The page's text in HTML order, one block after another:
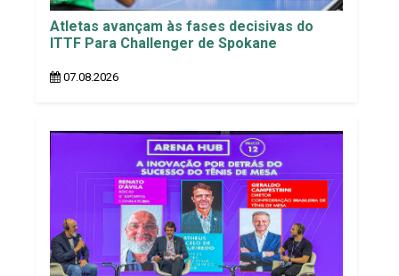
Atletas avançam às fases decisivas do
ITTF Para Challenger de Spokane
07.08.2026